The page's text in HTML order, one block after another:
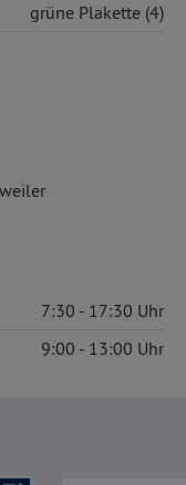
grüne Plakette (4)
7:30 17:30
9:00 13:00